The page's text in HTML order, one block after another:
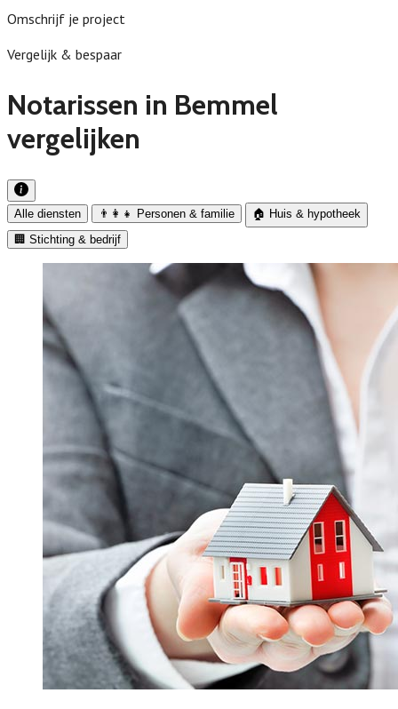
Omschrijf je project
Vergelijk & bespaar
Notarissen in Bemmel
vergelijken
Alle diensten 👨‍👩‍👧 Personen & familie
🏠 Huis & hypotheek
🏢 Stichting & bedrijf